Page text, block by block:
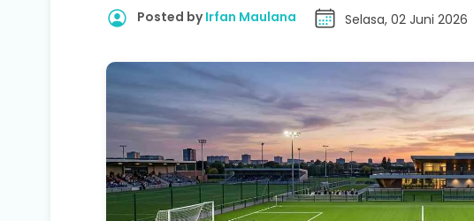
Posted byIrfan Maulana Selasa, 02 Juni 2026